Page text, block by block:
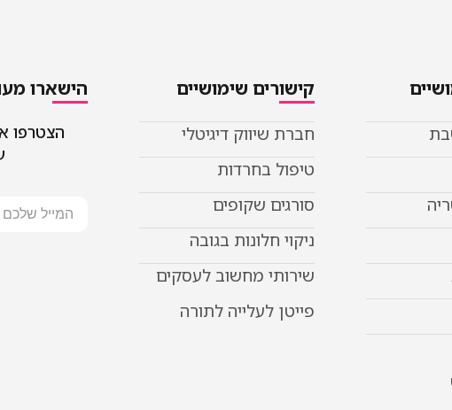
קישורים שימושיים
חברת שיווק דיגיטלי
טיפול בחרדות
סורגים שקופים
ניקוי חלונות בגובה
שירותי מחשוב לעסקים
פייטן לעלייה לתורה
הישארו
הצטרפו